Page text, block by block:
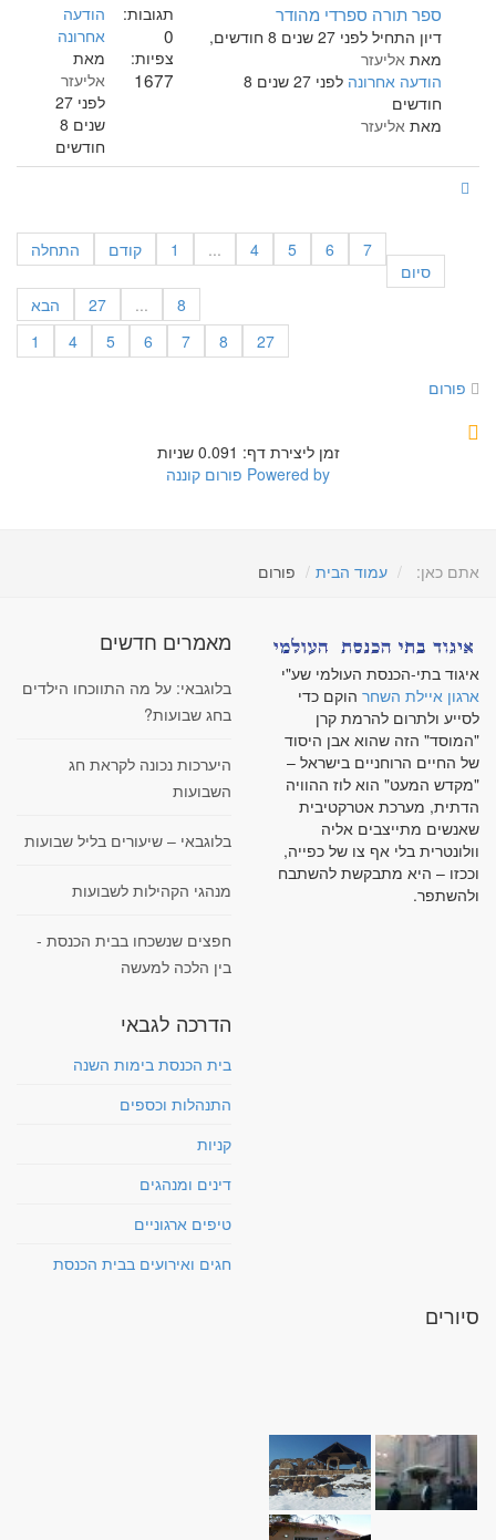
ספר תורה ספרדי מהודר
דיון התחיל לפני 27 שנים 8 חודשים,
מאת אליעזר
הודעה אחרונה
לפני 27 שנים 8
חודשים
מאת אליעזר
תגובות:
0
צפיות:
1677
הודעה
אחרונה
מאת
אליעזר
לפני 27
שנים 8
חודשים
התחלה קודם 1 ... 4 5 6 7
8
...
27 הבא
סיום
1 4 5 6 7 8 27
פורום
זמן ליצירת דף: 0.091 שניות
Powered by פורום קוננה
אתם כאן: עמוד הבית פורום
איגוד בתי-הכנסת העולמי שע"י
ארגון איילת השחר הוקם כדי
לסייע ולתרום להרמת קרן
"המוסד" הזה שהוא אבן היסוד
של החיים הרוחניים בישראל –
"מקדש המעט" הוא לוז ההוויה
הדתית, מערכת אטרקטיבית
שאנשים מתייצבים אליה
וולונטרית בלי אף צו של כפייה,
וככזו – היא מתבקשת להשתבח
ולהשתפר.
מאמרים חדשים
בלוגבאי: על מה התווכחו הילדים
בחג שבועות?
היערכות נכונה לקראת חג
השבועות
בלוגבאי – שיעורים בליל שבועות
מנהגי הקהילות לשבועות
חפצים שנשכחו בבית הכנסת -
בין הלכה למעשה
הדרכה לגבאי
בית הכנסת בימות השנה
התנהלות וכספים
קניות
דינים ומנהגים
טיפים ארגוניים
חגים ואירועים בבית הכנסת
סיורים